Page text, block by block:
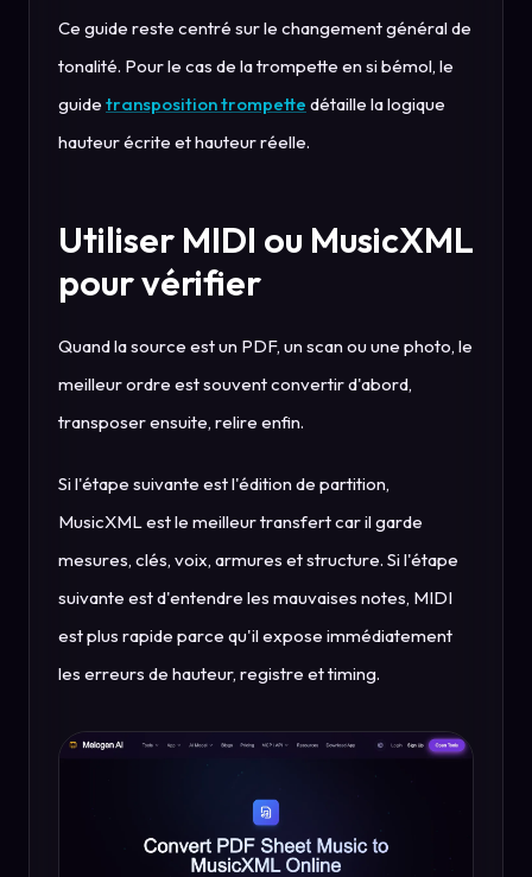
Ce guide reste centré sur le changement général de
tonalité. Pour le cas de la trompette en si bémol, le
guide transposition trompette détaille la logique
hauteur écrite et hauteur réelle.
Utiliser MIDI ou MusicXML
pour vérifier
Quand la source est un PDF, un scan ou une photo, le
meilleur ordre est souvent convertir d'abord,
transposer ensuite, relire enfin.
Si l'étape suivante est l'édition de partition,
MusicXML est le meilleur transfert car il garde
mesures, clés, voix, armures et structure. Si l'étape
suivante est d'entendre les mauvaises notes, MIDI
est plus rapide parce qu'il expose immédiatement
les erreurs de hauteur, registre et timing.